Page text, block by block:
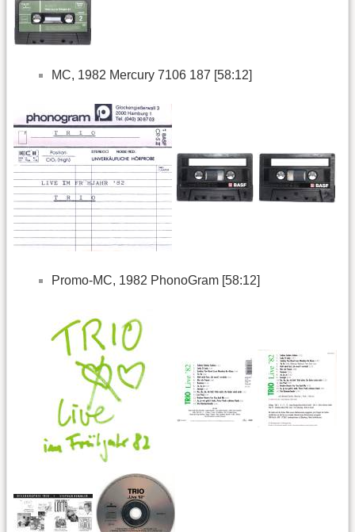
MC, 1982 Mercury 7106 187 [58:12]
Promo-MC, 1982 PhonoGram [58:12]